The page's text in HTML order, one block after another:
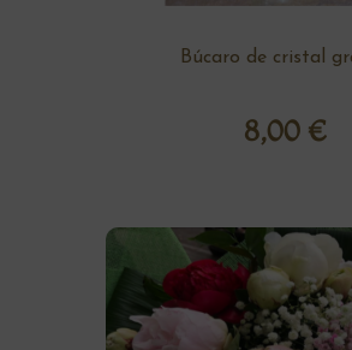
Búcaro de cristal
8,00 €